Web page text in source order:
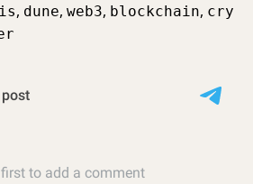
, dune, web3, blockchain, cry